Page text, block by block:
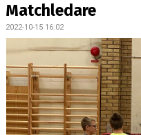
TRUPPEN
BILDGALLERI
KONTAKT
Matchledare
2022-10-15 16:02